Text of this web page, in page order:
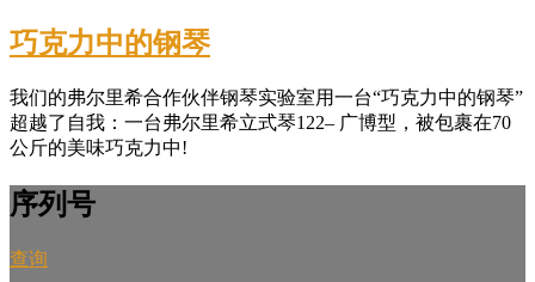
巧克力中的钢琴
我们的弗尔里希合作伙伴钢琴实验室用一台“巧克力中的钢琴”
超越了自我：一台弗尔里希立式琴122– 广博型，被包裹在70
公斤的美味巧克力中!
序列号
查询